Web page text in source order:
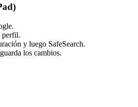
perfil.
y luego SafeSearch.
los cambios.